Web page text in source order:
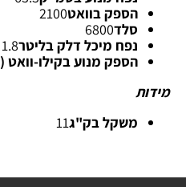
הספק בוואט2100
סלד6800
נפח מיכל דלק בליטר1.8
הספק מנוע בקילו-וואט (kw)
מידות
משקל בק"ג11